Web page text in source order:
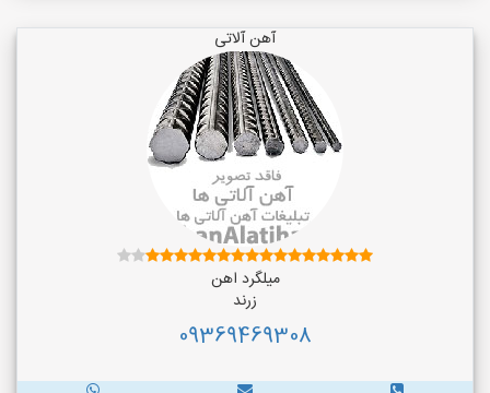
آهن آلاتی
میلگرد اهن
زرند
09369469308